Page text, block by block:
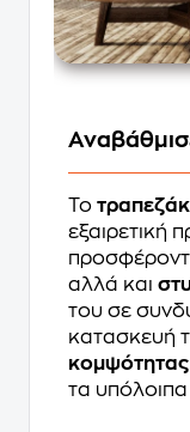
Το
εξαιρετική
αλλά και
του σε
κατασκευή
κομψότητας
τα